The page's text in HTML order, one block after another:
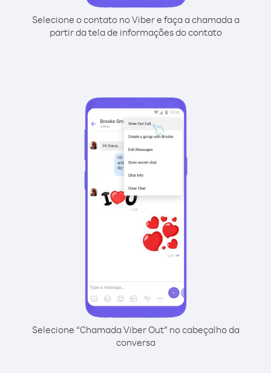
Selecione o contato no Viber e faça a chamada a
partir da tela de informações do contato
Selecione “Chamada Viber Out” no cabeçalho da
conversa